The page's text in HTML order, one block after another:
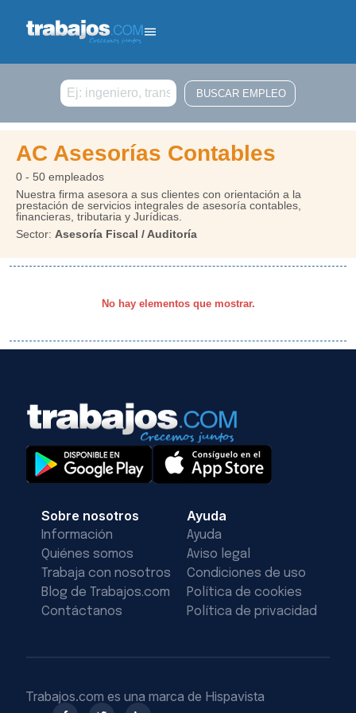
Buscar
AC Asesorías Contables
0 - 50 empleados
Nuestra firma asesora a sus clientes con orientación a la
prestación de servicios integrales de asesoría contables,
financieras, tributaria y Jurídicas.
Sector: Asesoría Fiscal / Auditoría
No hay elementos que mostrar.
Sobre nosotros
Información
Quiénes somos
Trabaja con nosotros
Blog de Trabajos.com
Contáctanos
Ayuda
Ayuda
Aviso legal
Condiciones de uso
Política de cookies
Política de privacidad
Trabajos.com es una marca de Hispavista